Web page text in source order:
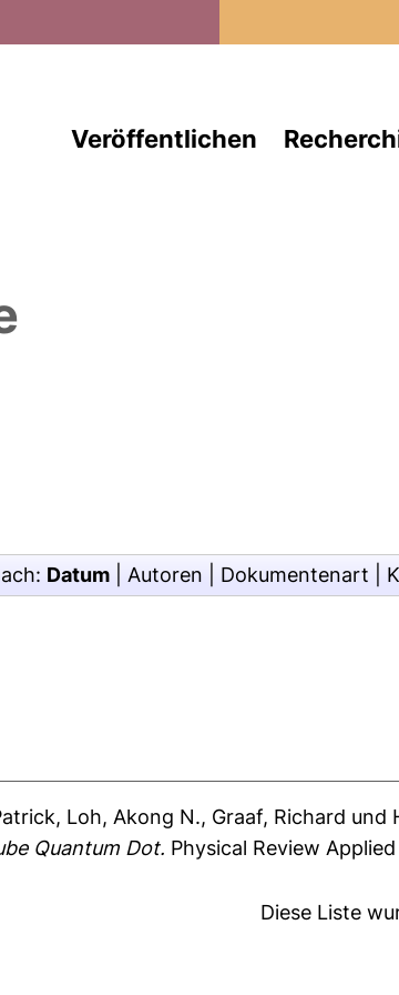
Veröffentlichen
Datum Autoren Dokumentenart
, Loh, Akong N., Graaf, Richard und
Quantum Dot. Physical Review
Diese Liste